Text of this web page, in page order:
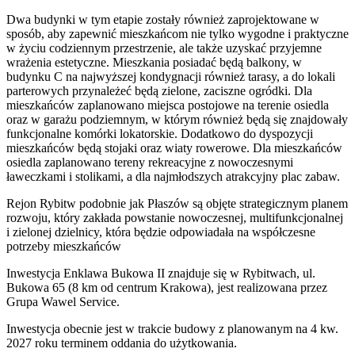
Dwa budynki w tym etapie zostały również zaprojektowane w
sposób, aby zapewnić mieszkańcom nie tylko wygodne i praktyczne
w życiu codziennym przestrzenie, ale także uzyskać przyjemne
wrażenia estetyczne. Mieszkania posiadać będą balkony, w
budynku C na najwyższej kondygnacji również tarasy, a do lokali
parterowych przynależeć będą zielone, zaciszne ogródki. Dla
mieszkańców zaplanowano miejsca postojowe na terenie osiedla
oraz w garażu podziemnym, w którym również będą się znajdowały
funkcjonalne komórki lokatorskie. Dodatkowo do dyspozycji
mieszkańców będą stojaki oraz wiaty rowerowe. Dla mieszkańców
osiedla zaplanowano tereny rekreacyjne z nowoczesnymi
ławeczkami i stolikami, a dla najmłodszych atrakcyjny plac zabaw.
Rejon Rybitw podobnie jak Płaszów są objęte strategicznym planem
rozwoju, który zakłada powstanie nowoczesnej, multifunkcjonalnej
i zielonej dzielnicy, która będzie odpowiadała na współczesne
potrzeby mieszkańców
Inwestycja Enklawa Bukowa II znajduje się w Rybitwach, ul.
Bukowa 65 (8 km od centrum Krakowa), jest realizowana przez
Grupa Wawel Service.
Inwestycja obecnie jest w trakcie budowy z planowanym na 4 kw.
2027 roku terminem oddania do użytkowania.